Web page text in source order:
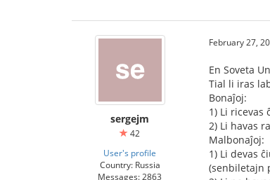
sergejm
42
User's profile
Country: Russia
Messages: 2863
February 27,
En Soveta
Tial li iras
Bonaĵoj:
1) Li ricevas
2) Li havas
Malbonaĵoj:
1) Li devas
(senbiletajn